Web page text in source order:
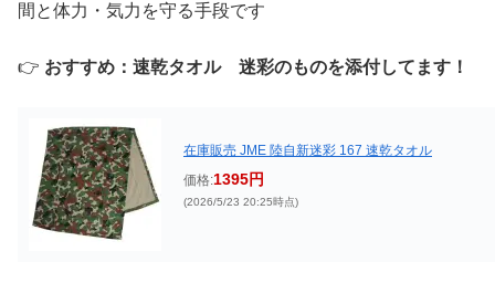
間と体力・気力を守る手段です
👉 おすすめ：速乾タオル 迷彩のものを添付してます！
在庫販売 JME 陸自新迷彩 167 速乾タオル
価格:1395円
(2026/5/23 20:25時点)